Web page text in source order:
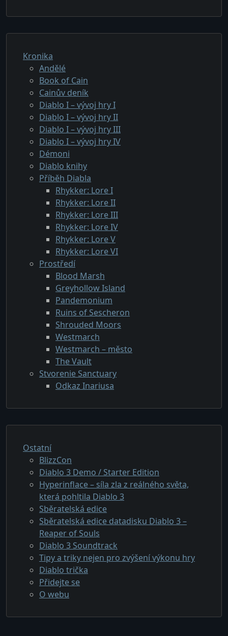
Kronika
Andělé
Book of Cain
Cainův deník
Diablo I – vývoj hry I
Diablo I – vývoj hry II
Diablo I – vývoj hry III
Diablo I – vývoj hry IV
Démoni
Diablo knihy
Příběh Diabla
Rhykker: Lore I
Rhykker: Lore II
Rhykker: Lore III
Rhykker: Lore IV
Rhykker: Lore V
Rhykker: Lore VI
Prostředí
Blood Marsh
Greyhollow Island
Pandemonium
Ruins of Sescheron
Shrouded Moors
Westmarch
Westmarch – město
The Vault
Stvorenie Sanctuary
Odkaz Inariusa
Ostatní
BlizzCon
Diablo 3 Demo / Starter Edition
Hyperinflace – síla zla z reálného světa,
která pohltila Diablo 3
Sběratelská edice
Sběratelská edice datadisku Diablo 3 –
Reaper of Souls
Diablo 3 Soundtrack
Tipy a triky nejen pro zvýšení výkonu hry
Diablo trička
Přidejte se
O webu